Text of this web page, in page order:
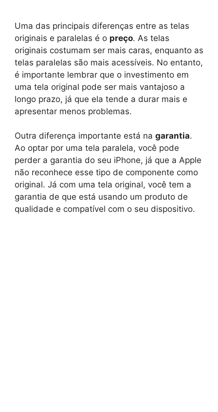
Uma das principais diferenças entre as telas
originais e paralelas é o preço. As telas
originais costumam ser mais caras, enquanto as
telas paralelas são mais acessíveis. No entanto,
é importante lembrar que o investimento em
uma tela original pode ser mais vantajoso a
longo prazo, já que ela tende a durar mais e
apresentar menos problemas.
Outra diferença importante está na garantia.
Ao optar por uma tela paralela, você pode
perder a garantia do seu iPhone, já que a Apple
não reconhece esse tipo de componente como
original. Já com uma tela original, você tem a
garantia de que está usando um produto de
qualidade e compatível com o seu dispositivo.